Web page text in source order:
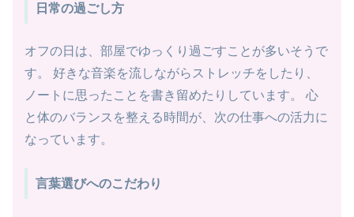
日常の過ごし方
オフの日は、部屋でゆっくり過ごすことが多いそうで
す。 好きな音楽を流しながらストレッチをしたり、
ノートに思ったことを書き留めたりしています。 心
と体のバランスを整える時間が、次の仕事への活力に
なっています。
言葉選びへのこだわり